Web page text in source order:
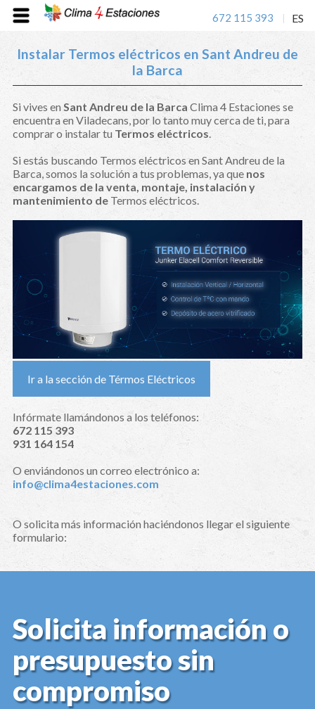
672 115 393 ES
Instalar Termos eléctricos en Sant Andreu de
la Barca
Si vives enSant Andreu de la Barca Clima 4 Estaciones se
encuentra en Viladecans, por lo tanto muy cerca de ti, para
comprar o instalar tu Termos eléctricos.
Si estás buscando Termos eléctricos en Sant Andreu de la
Barca, somos la solución a tus problemas, ya que nos
encargamos de la venta, montaje, instalación y
mantenimiento deTermos eléctricos.
Ir a la sección de Térmos Eléctricos
Infórmate llamándonos a los teléfonos:
672 115 393
931 164 154
O enviándonos un correo electrónico a:
info@clima4estaciones.com
O solicita más información haciéndonos llegar el siguiente
formulario:
Solicita información o
presupuesto sin
compromiso